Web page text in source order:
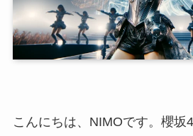
こんにちは、NIMOです。櫻坂